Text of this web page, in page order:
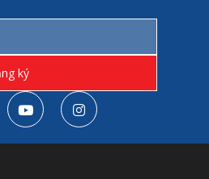
thực hành điều dưỡng nam nữ
₫
soi cổ tử cung – YIKEDA SD 3002